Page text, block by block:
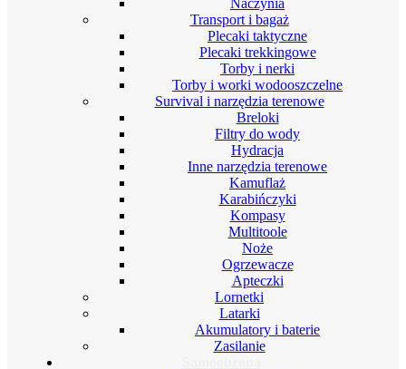
Naczynia
Transport i bagaż
Plecaki taktyczne
Plecaki trekkingowe
Torby i nerki
Torby i worki wodooszczelne
Survival i narzędzia terenowe
Breloki
Filtry do wody
Hydracja
Inne narzędzia terenowe
Kamuflaż
Karabińczyki
Kompasy
Multitoole
Noże
Ogrzewacze
Apteczki
Lornetki
Latarki
Akumulatory i baterie
Zasilanie